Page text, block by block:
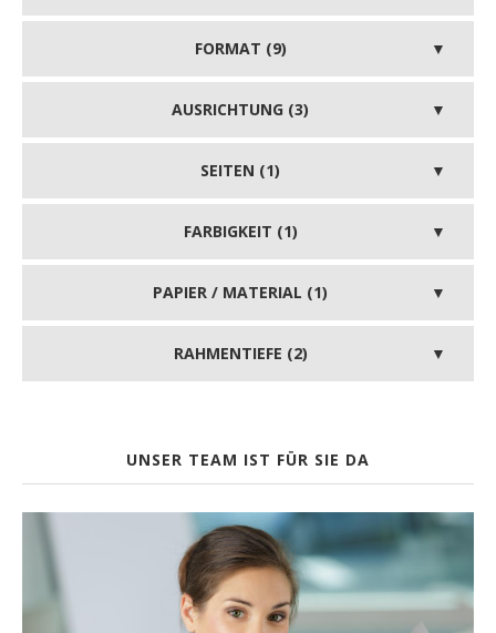
FORMAT (9)
AUSRICHTUNG (3)
SEITEN (1)
FARBIGKEIT (1)
PAPIER / MATERIAL (1)
RAHMENTIEFE (2)
UNSER TEAM IST FÜR SIE DA